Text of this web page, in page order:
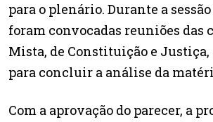
para o plenário. Durante a
foram convocadas reuniões das
Mista, de Constituição e Justiça,
para concluir a análise da
Com a aprovação do parecer, a